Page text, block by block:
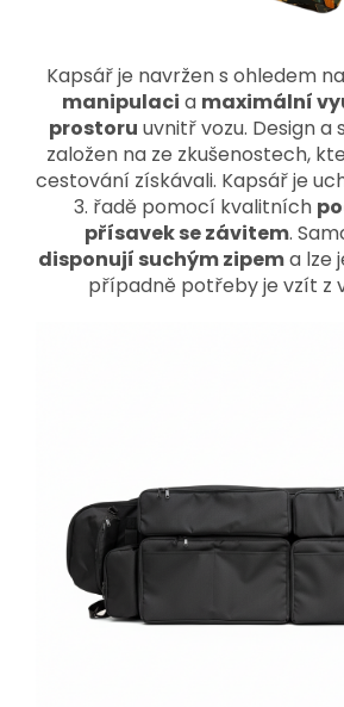
Kapsář je navržen s ohledem na
manipulaci a maximální
prostoru uvnitř vozu. Design a
založen na ze zkušenostech,
cestování získávali. Kapsář je
3. řadě pomocí kvalitních
přísavek se závitem.
disponují suchým zipema lze
případně potřeby je vzít z